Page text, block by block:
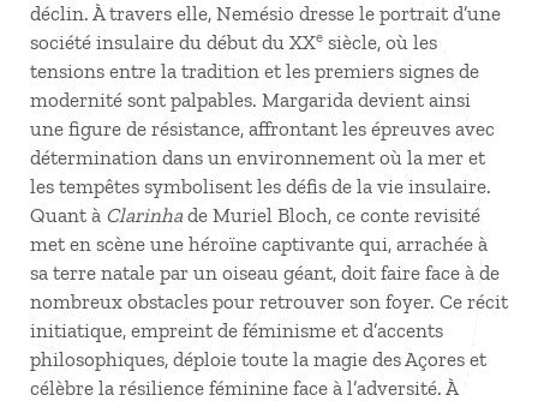
déclin. À travers elle, Nemésio dresse le portrait d’une
société insulaire du début du XXe siècle, où les
tensions entre la tradition et les premiers signes de
modernité sont palpables. Margarida devient ainsi
une figure de résistance, affrontant les épreuves avec
détermination dans un environnement où la mer et
les tempêtes symbolisent les défis de la vie insulaire.
Quant à Clarinha de Muriel Bloch, ce conte revisité
met en scène une héroïne captivante qui, arrachée à
sa terre natale par un oiseau géant, doit faire face à de
nombreux obstacles pour retrouver son foyer. Ce récit
initiatique, empreint de féminisme et d’accents
philosophiques, déploie toute la magie des Açores et
célèbre la résilience féminine face à l’adversité. À